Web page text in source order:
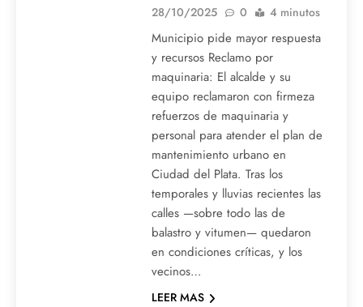
28/10/2025
0 4 minutos
Municipio pide mayor respuesta
y recursos Reclamo por
maquinaria: El alcalde y su
equipo reclamaron con firmeza
refuerzos de maquinaria y
personal para atender el plan de
mantenimiento urbano en
Ciudad del Plata. Tras los
temporales y lluvias recientes las
calles —sobre todo las de
balastro y vitumen— quedaron
en condiciones críticas, y los
vecinos…
LEER MAS